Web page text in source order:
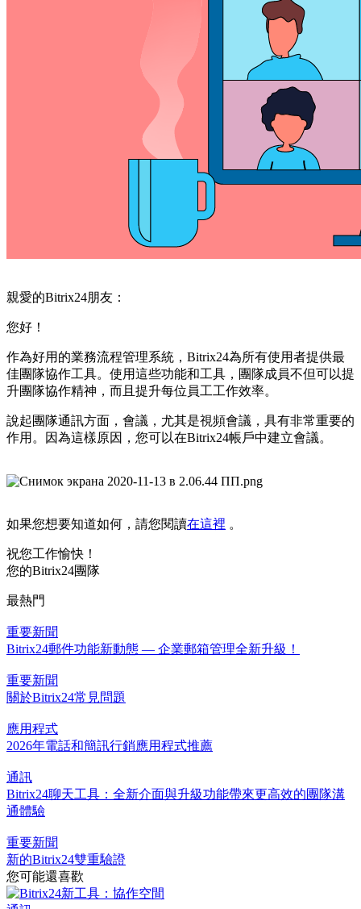
親愛的Bitrix24朋友：
您好！
作為好用的業務流程管理系統，Bitrix24為所有使用者提供最
佳團隊協作工具。使用這些功能和工具，團隊成員不但可以提
升團隊協作精神，而且提升每位員工工作效率。
說起團隊通訊方面，會議，尤其是視頻會議，具有非常重要的
作用。因為這樣原因，您可以在Bitrix24帳戶中建立會議。
如果您想要知道如何，請您閱讀在這裡 。
祝您工作愉快！
您的Bitrix24團隊
最熱門
重要新聞
Bitrix24郵件功能新動態 — 企業郵箱管理全新升級！
重要新聞
關於Bitrix24常見問題
應用程式
2026年電話和簡訊行銷應用程式推薦
通訊
Bitrix24聊天工具：全新介面與升級功能帶來更高效的團隊溝
通體驗
重要新聞
新的Bitrix24雙重驗證
您可能還喜歡